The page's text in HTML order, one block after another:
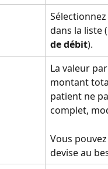
dans la liste
de débit).
La valeur
montant
patient ne
complet,
Vous
devise au